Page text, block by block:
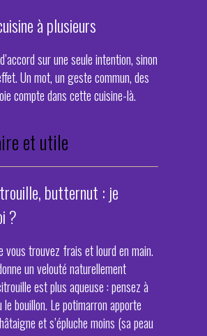
à plusieurs
sur une seule intention, sinon
Un mot, un geste commun, des
compte dans cette cuisine-là.
et utile
butternut : je
?
vous trouvez frais et lourd en main.
un velouté naturellement
est plus aqueuse : pensez à
le bouillon. Le potimarron apporte
et s’épluche moins (sa peau